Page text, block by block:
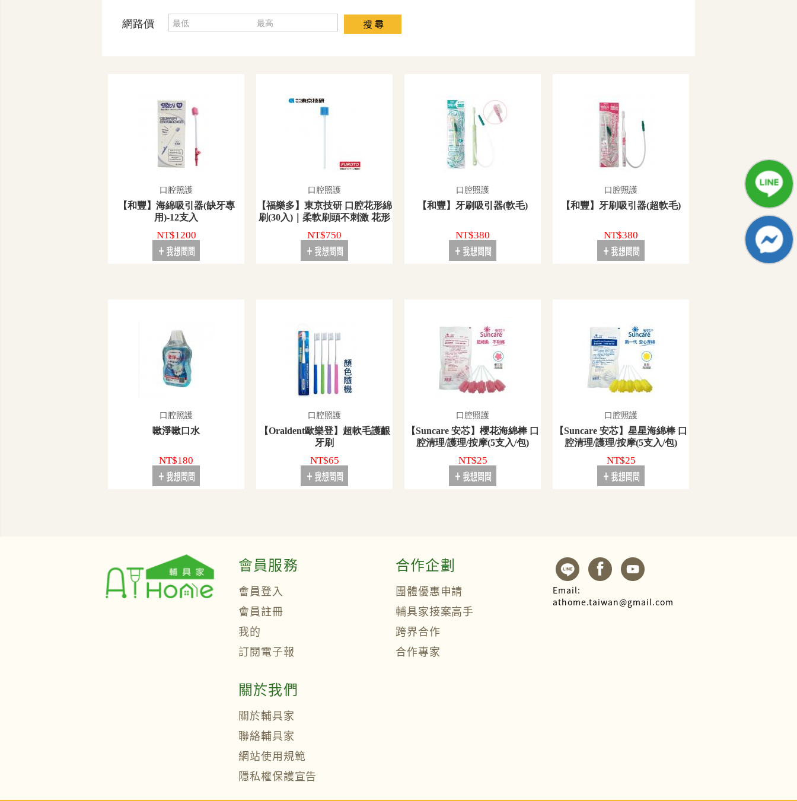
網路價
口腔照護
【和豐】海綿吸引器(缺牙專
用)-12支入
NT$1200
口腔照護
【福樂多】東京技研 口腔花形綿
刷(30入)｜柔軟刷頭不刺激 花形
刷頭汙垢好帶出 醫療院所推薦使
用
NT$750
口腔照護
【和豐】牙刷吸引器(軟毛)
NT$380
口腔照護
【和豐】牙刷吸引器(超軟毛)
NT$380
口腔照護
嗽淨嗽口水
NT$180
口腔照護
【Oraldent歐樂登】超軟毛護齦
牙刷
NT$65
口腔照護
【Suncare 安芯】櫻花海綿棒 口
腔清理/護理/按摩(5支入/包)
NT$25
口腔照護
【Suncare 安芯】星星海綿棒 口
腔清理/護理/按摩(5支入/包)
NT$25
會員服務
會員登入
會員註冊
我的
訂閱電子報
合作企劃
團體優惠申請
輔具家接案高手
跨界合作
合作專家
Email:
athome.taiwan@gmail.com
關於我們
關於輔具家
聯絡輔具家
網站使用規範
隱私權保護宣告